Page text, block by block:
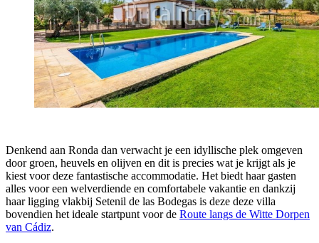
Denkend aan Ronda dan verwacht je een idyllische plek omgeven
door groen, heuvels en olijven en dit is precies wat je krijgt als je
kiest voor deze fantastische accommodatie. Het biedt haar gasten
alles voor een welverdiende en comfortabele vakantie en dankzij
haar ligging vlakbij Setenil de las Bodegas is deze deze villa
bovendien het ideale startpunt voor de Route langs de Witte Dorpen
van Cádiz.